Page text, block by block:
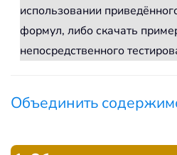
использовании
формул, либо скачать
непосредственного
Объединить